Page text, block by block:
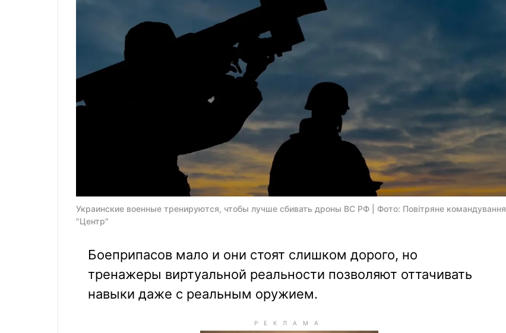
Украинские военные тренируются, чтобы лучше сбивать дроны ВС РФ | Фото: Повітряне командування
"Центр"
Боеприпасов мало и они стоят слишком дорого, но
тренажеры виртуальной реальности позволяют оттачивать
навыки даже с реальным оружием.